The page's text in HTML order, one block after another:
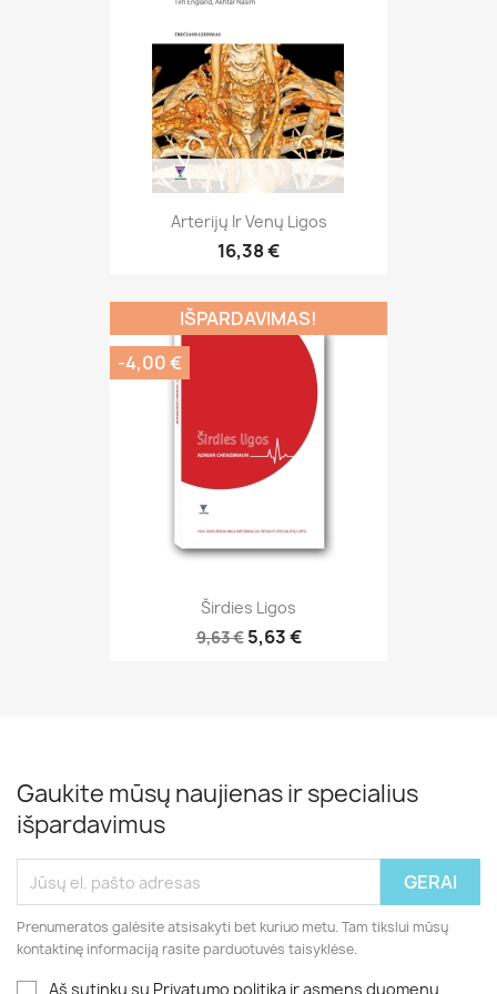
Arterijų Ir Venų Ligos
16,38 €
Širdies Ligos
9,63 € 5,63 €
IŠPARDAVIMAS!
-4,00 €
Gaukite mūsų naujienas ir specialius
išpardavimus
Prenumeratos galėsite atsisakyti bet kuriuo metu. Tam tikslui mūsų
kontaktinę informaciją rasite parduotuvės taisyklėse.
Aš sutinku su Privatumo politika ir asmens duomenų